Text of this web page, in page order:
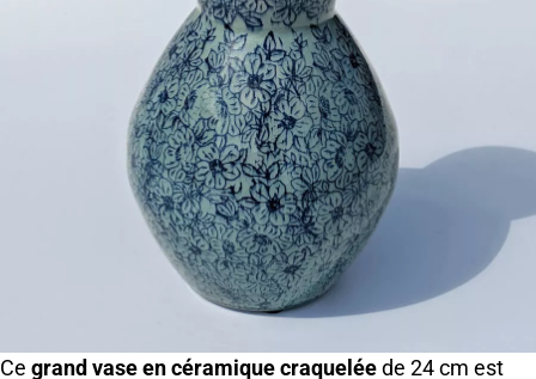
Ce grand vase en céramique craqueléede 24 cm est